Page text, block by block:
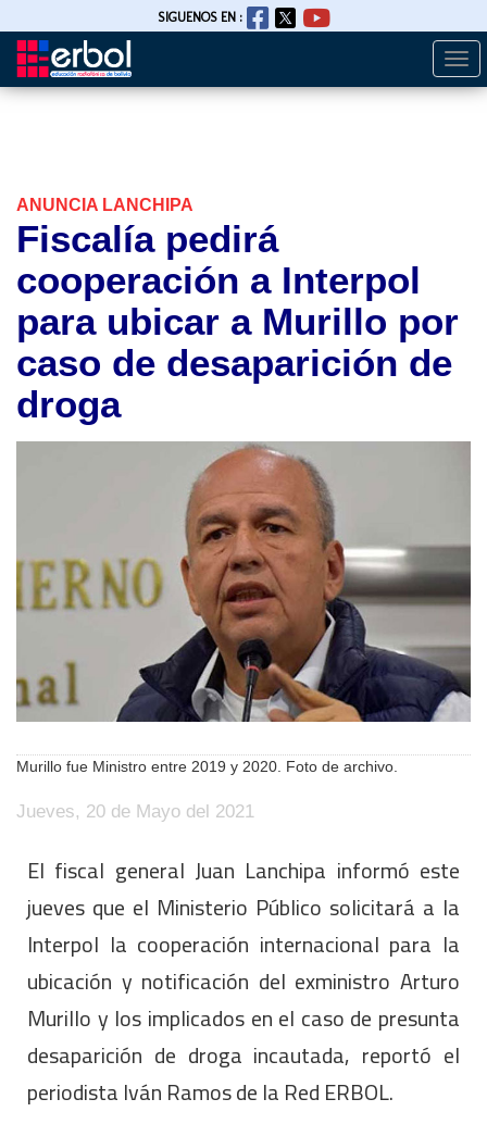
Pasar
SIGUENOS EN :
ANUNCIA LANCHIPA
Fiscalía pedirá
cooperación a Interpol
para ubicar a Murillo por
caso de desaparición de
droga
Murillo fue Ministro entre 2019 y 2020. Foto de archivo.
Jueves, 20 de Mayo del 2021
El fiscal general Juan Lanchipa informó este
jueves que el Ministerio Público solicitará a la
Interpol la cooperación internacional para la
ubicación y notificación del exministro Arturo
Murillo y los implicados en el caso de presunta
desaparición de droga incautada, reportó el
periodista Iván Ramos de la Red ERBOL.